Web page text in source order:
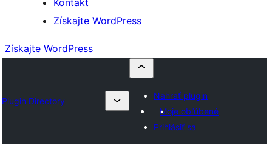
Kontakt
Získajte WordPress
Získajte WordPress
Plugin Directory
Nahrať plugin
Moje obľúbené
Prihlásiť sa